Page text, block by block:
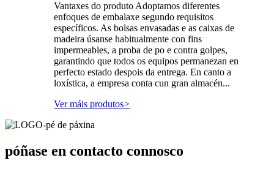
Vantaxes do produto Adoptamos diferentes
enfoques de embalaxe segundo requisitos
específicos. As bolsas envasadas e as caixas de
madeira úsanse habitualmente con fins
impermeables, a proba de po e contra golpes,
garantindo que todos os equipos permanezan en
perfecto estado despois da entrega. En canto a
loxística, a empresa conta cun gran almacén...
Ver máis produtos>
póñase en contacto connosco